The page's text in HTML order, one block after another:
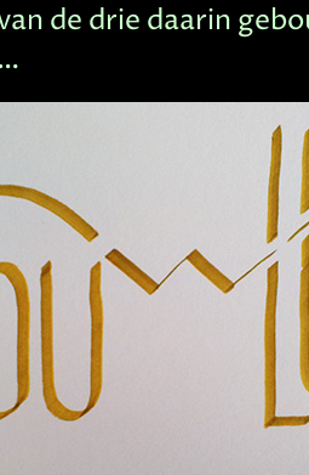
de drie daarin